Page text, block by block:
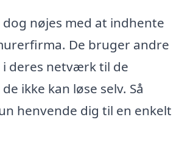
nøjes med at indhente
De bruger andre
deres netværk til de
ikke kan løse selv. Så
henvende dig til en enkelt